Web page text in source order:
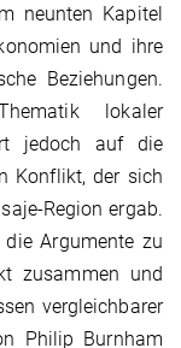
neunten Kapitel
und ihre
Beziehungen.
lokaler
jedoch auf die
Konflikt, der sich
Region ergab.
Argumente zu
zusammen und
vergleichbarer
Philip Burnham